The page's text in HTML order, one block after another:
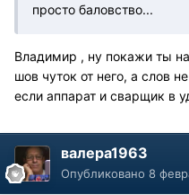
просто баловство...
Владимир , ну покажи ты
шов чуток от него, а слов
если аппарат и сварщик в
валера1963
Опубликовано 8